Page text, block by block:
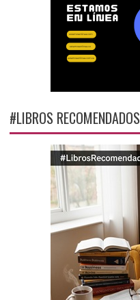
#LIBROS RECOMENDADOS